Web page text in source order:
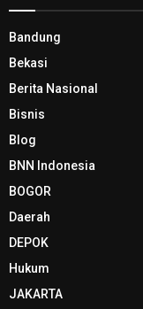
Bandung
Bekasi
Berita Nasional
Bisnis
Blog
BNN Indonesia
BOGOR
Daerah
DEPOK
Hukum
JAKARTA